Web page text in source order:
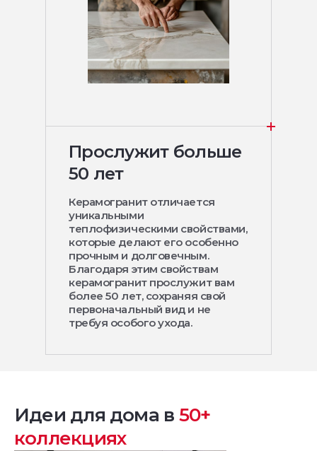
Прослужит больше
50 лет
Керамогранит отличается
уникальными
теплофизическими свойствами,
которые делают его особенно
прочным и долговечным.
Благодаря этим свойствам
керамогранит прослужит вам
более 50 лет, сохраняя свой
первоначальный вид и не
требуя особого ухода.
Идеи для дома в 50+
коллекциях